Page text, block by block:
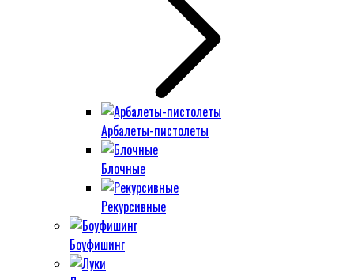
Арбалеты-пистолеты
Блочные
Рекурсивные
Боуфишинг